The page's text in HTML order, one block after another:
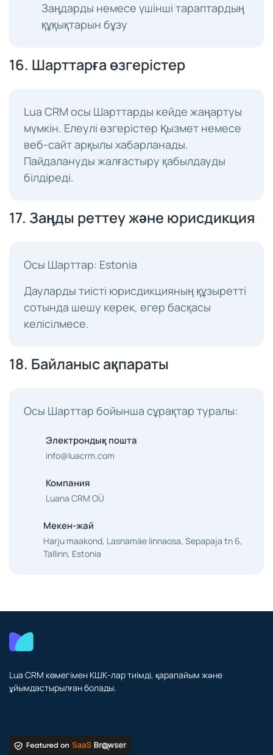
Заңдарды немесе үшінші тараптардың
құқықтарын бұзу
16. Шарттарға өзгерістер
Lua CRM осы Шарттарды кейде жаңартуы
мүмкін. Елеулі өзгерістер Қызмет немесе
веб-сайт арқылы хабарланады.
Пайдалануды жалғастыру қабылдауды
білдіреді.
17. Заңды реттеу және юрисдикция
Осы Шарттар: Estonia
Дауларды тиісті юрисдикцияның құзыретті
сотында шешу керек, егер басқасы
келісілмесе.
18. Байланыс ақпараты
Осы Шарттар бойынша сұрақтар туралы:
Электрондық пошта
info@luacrm.com
Компания
Luana CRM OÜ
Мекен-жай
Harju maakond, Lasnamäe linnaosa, Sepapaja tn 6,
Tallinn, Estonia
Lua CRM көмегімен КШК-лар тиімді, қарапайым және
ұйымдастырылған болады.